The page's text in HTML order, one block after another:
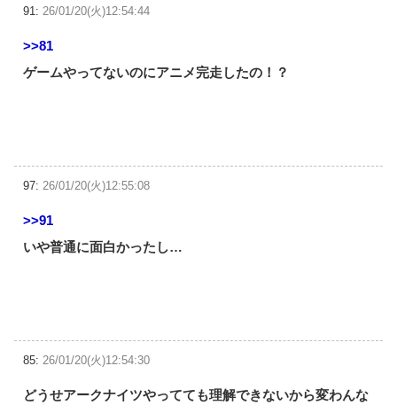
91: 26/01/20(火)12:54:44
>>81
ゲームやってないのにアニメ完走したの！？
97: 26/01/20(火)12:55:08
>>91
いや普通に面白かったし…
85: 26/01/20(火)12:54:30
どうせアークナイツやってても理解できないから変わんな